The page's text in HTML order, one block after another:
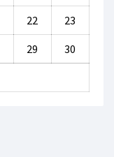
22 23
29 30